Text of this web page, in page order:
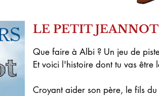
LE PETIT JEANNOT
Que faire à Albi ? Un jeu de
Et voici l'histoire dont tu vas être
Croyant aider son père, le fils